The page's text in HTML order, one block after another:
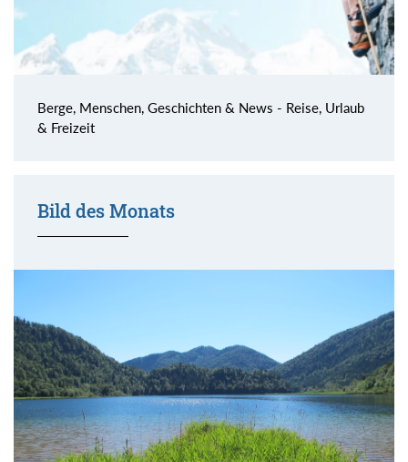
Berge, Menschen, Geschichten & News - Reise, Urlaub
& Freizeit
Bild des Monats